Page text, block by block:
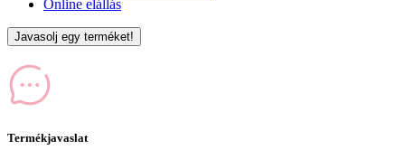
Online elállás
Javasolj egy terméket!
Termékjavaslat